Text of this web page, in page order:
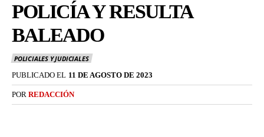
POLICÍA Y RESULTA
BALEADO
POLICIALES Y JUDICIALES
PUBLICADO EL 11 DE AGOSTO DE 2023
POR REDACCIÓN